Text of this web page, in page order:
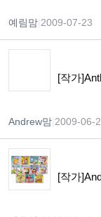
예림맘 2009-07-23
[작가
Andrew맘 2009-06-
[작가